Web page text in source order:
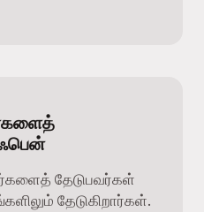
தேடுபவர்கள்
தேடுகிறார்கள்.